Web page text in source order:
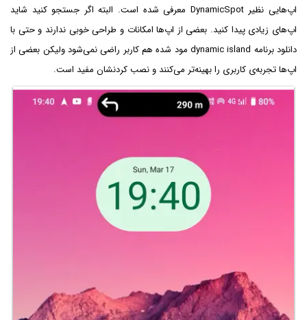
اپ‌هایی نظیر DynamicSpot معرفی شده است. البته اگر جستجو کنید شاید
اپ‌های زیادی پیدا کنید. بعضی از اپ‌ها امکانات و طراحی خوبی ندارند و حتی با
دانلود برنامه dynamic island مود شده هم کاربر راضی نمی‌شود ولیکن بعضی از
اپ‌ها تجربه‌ی کاربری را بهینه‌تر می‌کنند و نصب کردنشان مفید است.